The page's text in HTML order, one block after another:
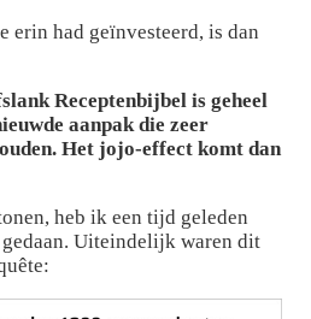
erin had geïnvesteerd, is dan
Receptenbijbel is geheel
aanpak die zeer
Het jojo-effect komt dan
heb ik een tijd geleden
Uiteindelijk waren dit